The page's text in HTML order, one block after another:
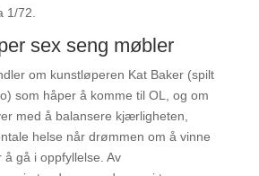
1/72.
sex seng møbler
om kunstløperen Kat Baker (spilt
som håper å komme til OL, og om
med å balansere kjærligheten,
helse når drømmen om å vinne
å gå i oppfyllelse. Av